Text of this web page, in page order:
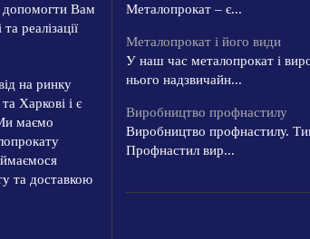
допомогти Вам
реалізації
на ринку
Харкові і є
маємо
та доставкою
Металопрокат – є...
Металопрокат і його види
У наш час металопрокат і
нього надзвичайн...
Виробництво профнастилу
Виробництво профнастилу.
Профнастил вир...